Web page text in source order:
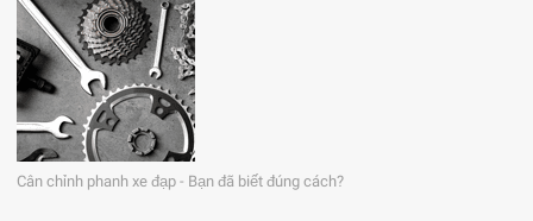
Cân chỉnh phanh xe đạp - Bạn đã biết đúng cách?